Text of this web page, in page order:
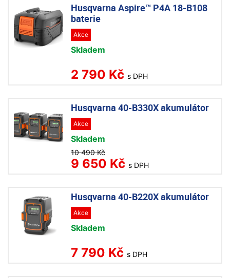
Husqvarna Aspire™ P4A 18-B108
baterie
Akce
Skladem
2 790 Kč s DPH
Husqvarna 40-B330X akumulátor
Akce
Skladem
10 490 Kč
9 650 Kč s DPH
Husqvarna 40-B220X akumulátor
Akce
Skladem
7 790 Kč s DPH